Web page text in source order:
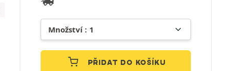
PŘIDAT DO KOŠÍKU